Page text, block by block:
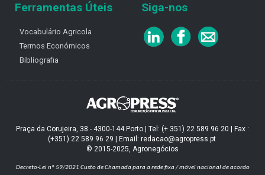
Ferramentas Úteis
Vocabulário Agricola
Termos Económicos
Bibliografia
Siga-nos
Praça da Corujeira, 38 - 4300-144 Porto | Tel: (+ 351) 22 589 96 20 | Fax :
(+351) 22 589 96 29 | Email: redacao@agropress.pt
© 2015-2025, Agronegócios
Decreto-Lei nº 59/2021 Custo de Chamada para a rede fixa / móvel nacional de acordo